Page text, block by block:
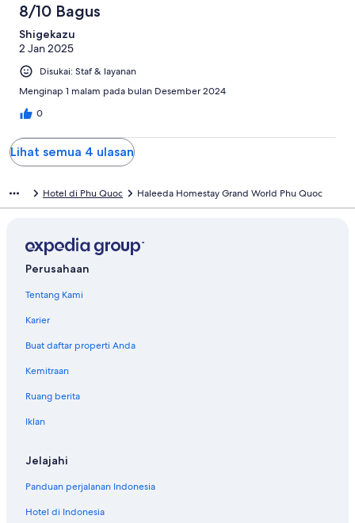
8/10 Bagus
Shigekazu
2 Jan 2025
Disukai: Staf & layanan
Menginap 1 malam pada bulan Desember 2024
0
Lihat semua 4 ulasan
Hotel di Phu Quoc Haleeda Homestay Grand World Phu Quoc
Perusahaan
Tentang Kami
Karier
Buat daftar properti Anda
Kemitraan
Ruang berita
Iklan
Jelajahi
Panduan perjalanan Indonesia
Hotel di Indonesia